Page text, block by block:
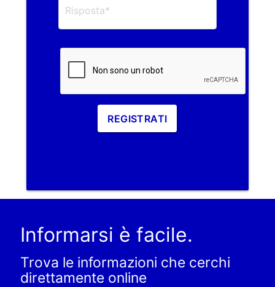
REGISTRATI
Informarsi è facile.
Trova le informazioni che cerchi
direttamente online